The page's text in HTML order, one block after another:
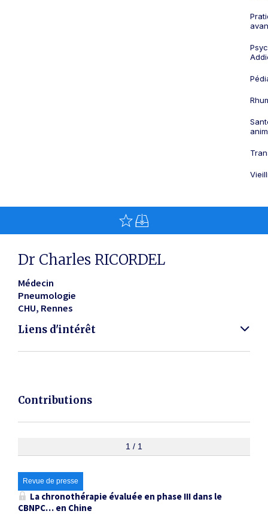
Dr Charles RICORDEL
Médecin
Pneumologie
CHU Rennes
Liens d'intérêt
Contributions
1 / 1
Revue de presse
La chronothérapie évaluée en phase III dans le
CBNPC… en Chine